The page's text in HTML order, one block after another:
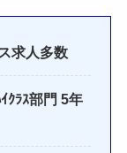
求人多数
ｸﾗｽ部門 5年